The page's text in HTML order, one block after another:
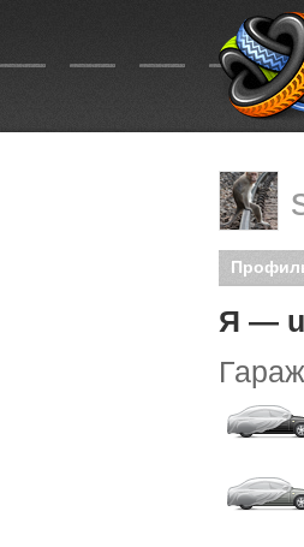
Я —
Гараж